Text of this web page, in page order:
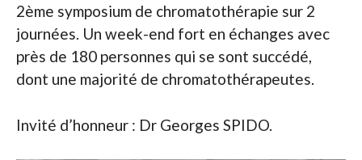
2ème symposium de chromatothérapie sur 2
journées. Un week-end fort en échanges avec
près de 180 personnes qui se sont succédé,
dont une majorité de chromatothérapeutes.
Invité d’honneur : Dr Georges SPIDO.